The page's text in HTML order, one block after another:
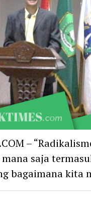
–
saja
bagaimana kita